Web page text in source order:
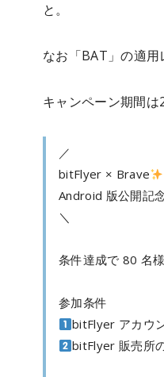
と。
なお「BAT」の適用
キャンペーン期間は
／
bitFlyer × Brave
Android 版公開記
＼
条件達成で 80 名
参加条件
bitFlyer アカウ
bitFlyer 販売所